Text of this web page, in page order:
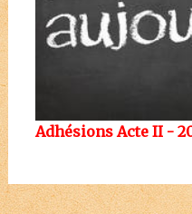
Adhésions Acte II -